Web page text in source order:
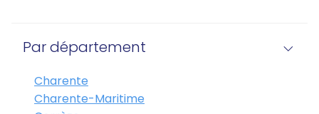
Par département
Charente
Charente-Maritime